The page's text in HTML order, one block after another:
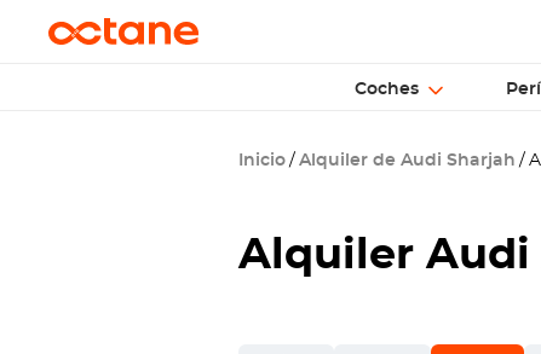
Coches
Inicio Alquiler de Audi Sharjah
Alquiler Audi